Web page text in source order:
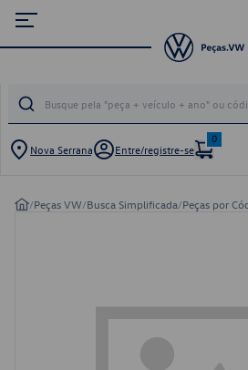
Nova Serrana Entre/registre-se
0
/Peças VW/Busca Simplificada/Peças por